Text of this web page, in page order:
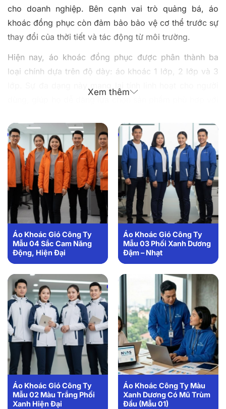
cho doanh nghiệp. Bên cạnh vai trò quảng bá, áo
khoác đồng phục còn đảm bảo bảo vệ cơ thể trước sự
thay đổi của thời tiết và tác động từ môi trường.
Hiện nay, áo khoác đồng phục được phân thành ba
loại chính dựa trên độ dày: áo khoác 1 lớp, 2 lớp và 3
Những mẫu áo khoác đồng phục của
Đồng Phục Dony có sẵn
Xem thêm
Áo Khoác Gió Công Ty
Mẫu 04 Sắc Cam Năng
Động, Hiện Đại
Áo Khoác Gió Công Ty
Mẫu 03 Phối Xanh Dương
Đậm – Nhạt
Áo Khoác Gió Công Ty
Mẫu 02 Màu Trắng Phối
Xanh Hiện Đại
Áo Khoác Công Ty Màu
Xanh Dương Có Mũ Trùm
Đầu (Mẫu 01)